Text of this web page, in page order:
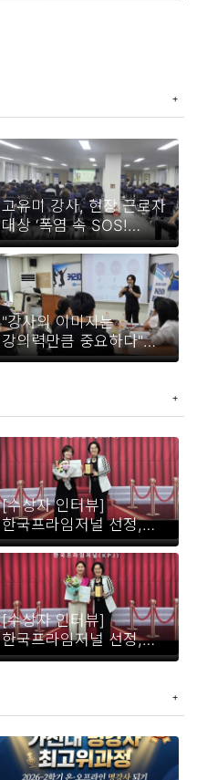
고유미 강사, 현장 근로자
대상 ‘폭염 속 SOS!
온열질환 예방교육’ 성료
"강사의 이미지는
강의력만큼 중요하다"…
김순복 원장, 가천대서
[수상자 인터뷰]
한국프라임저널 선정,
대한민국 교육혁신대상
'병원 교육'부문 수상자
손예주 강사를 만나다
[수상자 인터뷰]
한국프라임저널 선정,
대한민국 교육대상 '건강